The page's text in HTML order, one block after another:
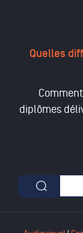
Quelles
diplômes
Formulaire